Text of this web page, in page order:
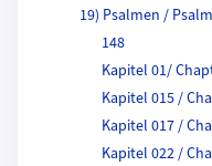
19) Psalmen /
148
Kapitel 01/
Kapitel 015 /
Kapitel 017 /
Kapitel 022 /